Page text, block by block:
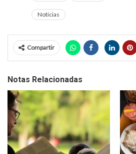
Noticias
Compartir
Notas Relacionadas